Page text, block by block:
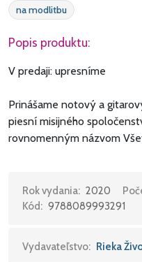
na modlitbu
Popis produktu:
V predaji: upresníme
Prinášame notový a
piesní misijného
rovnomenným názvom
Rok vydania: 2020
Kód: 9788089993291
Vydavateľstvo: Rieka